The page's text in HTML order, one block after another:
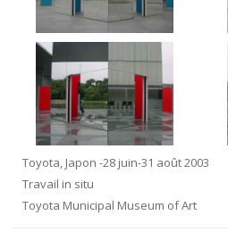
Toyota, Japon -28 juin-31 août 2003
Travail in situ
Toyota Municipal Museum of Art